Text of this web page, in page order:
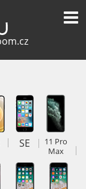
SE
11 Pro
Max